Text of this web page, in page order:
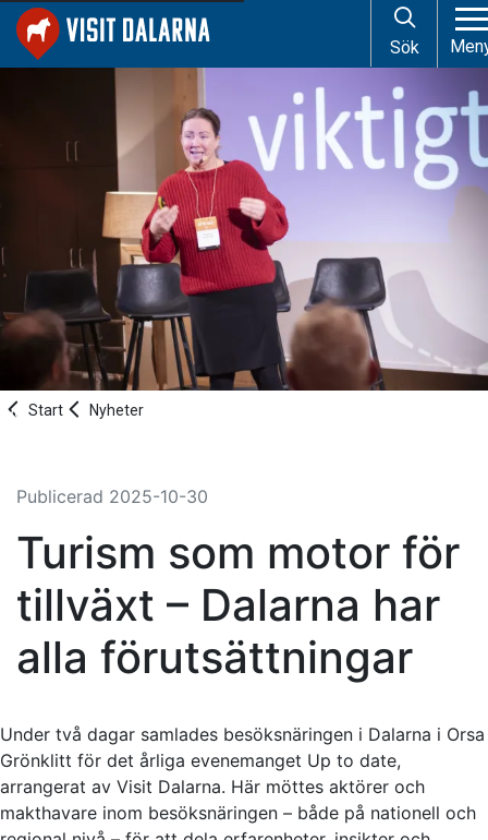
Sök
Start Nyheter
Publicerad 2025-10-30
Turism som motor för
tillväxt – Dalarna har
alla förutsättningar
Under två dagar samlades besöksnäringen i Dalarna i Orsa
Grönklitt för det årliga evenemanget Up to date,
arrangerat av Visit Dalarna. Här möttes aktörer och
makthavare inom besöksnäringen – både på nationell och